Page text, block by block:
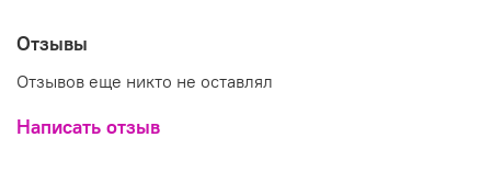
Отзывы
Отзывов еще никто не оставлял
Написать отзыв